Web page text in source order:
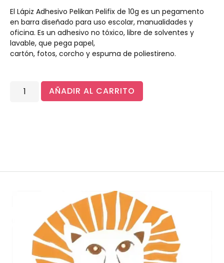
El Lápiz Adhesivo Pelikan Pelifix de 10g es un pegamento
en barra diseñado para uso escolar, manualidades y
oficina. Es un adhesivo no tóxico, libre de solventes y
lavable, que pega papel,
cartón, fotos, corcho y espuma de poliestireno.
AÑADIR AL CARRITO